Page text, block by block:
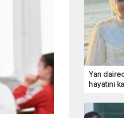
Yan
hayatını